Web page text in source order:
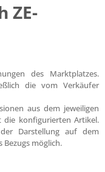
ZE-
des Marktplatzes.
die vom Verkäufer
aus dem jeweiligen
die konfigurierten Artikel.
Darstellung auf dem
Bezugs möglich.